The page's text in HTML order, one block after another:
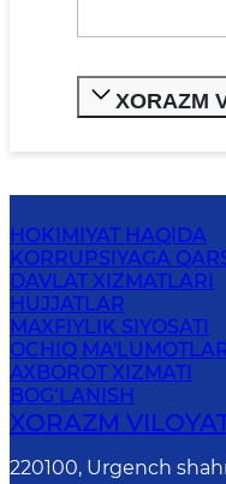
XORAZM
HOKIMIYAT HAQIDA
KORRUPSIYAGA
DAVLAT XIZMATLARI
HUJJATLAR
MAXFIYLIK SIYOSATI
OCHIQ
AXBOROT XIZMATI
BOG‘LANISH
XORAZM
220100, Urgеnch